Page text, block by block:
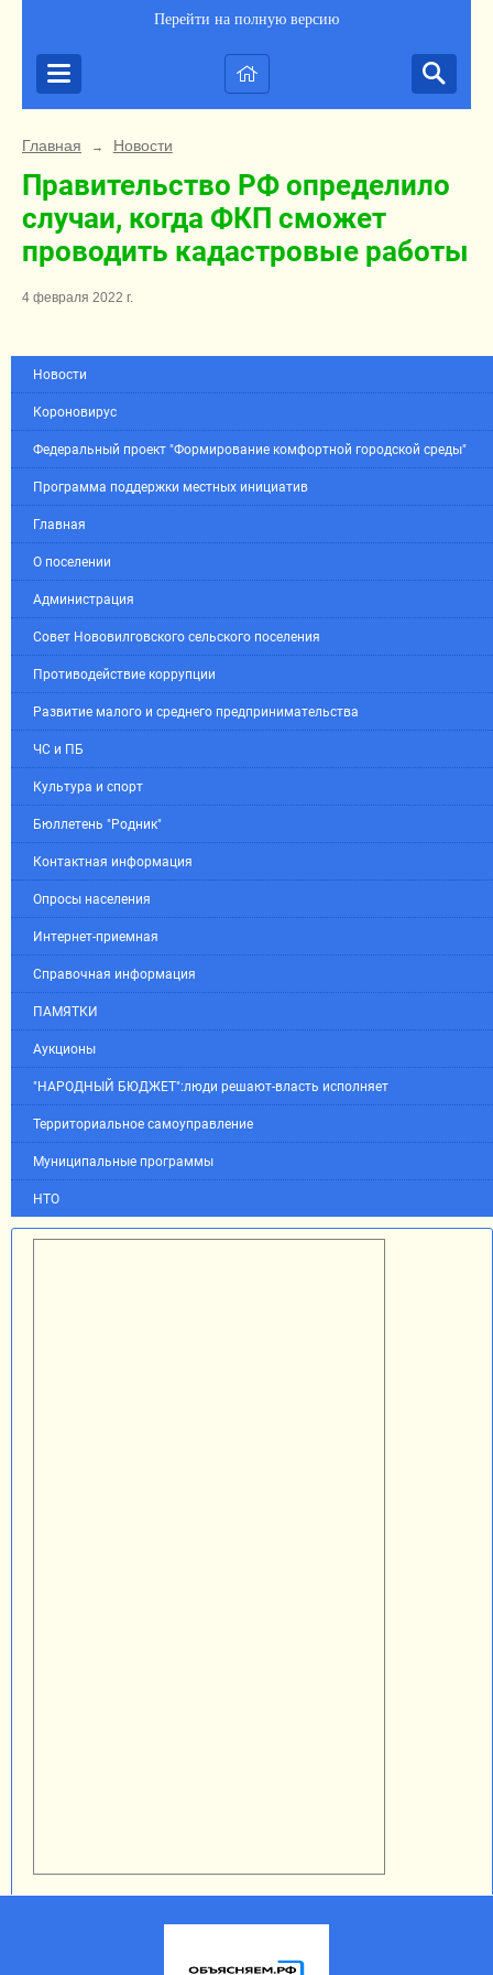
Перейти на полную версию
Главная → Новости
Правительство РФ определило
случаи, когда ФКП сможет
проводить кадастровые работы
4 февраля 2022 г.
Новости
Короновирус
Федеральный проект "Формирование комфортной городской среды"
Программа поддержки местных инициатив
Главная
О поселении
Администрация
Совет Нововилговского сельского поселения
Противодействие коррупции
Развитие малого и среднего предпринимательства
ЧС и ПБ
Культура и спорт
Бюллетень "Родник"
Контактная информация
Опросы населения
Интернет-приемная
Справочная информация
ПАМЯТКИ
Аукционы
"НАРОДНЫЙ БЮДЖЕТ":люди решают-власть исполняет
Территориальное самоуправление
Муниципальные программы
НТО